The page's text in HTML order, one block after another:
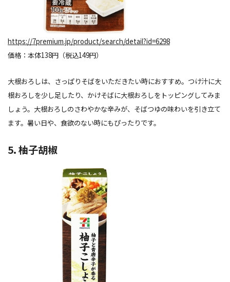
https://7premium.jp/product/search/detail?id=6298
価格：本体138円（税込149円）
大根おろしは、さっぱりそばをいただきたい時におすすめ。つけ汁に大
根おろしを少し足したり、かけそばに大根おろしをトッピングしてみま
しょう。大根おろしのさわやかな辛みが、そばつゆの味わいを引き立て
ます。暑い日や、食欲のない時にもぴったりです。
5. 柚子胡椒